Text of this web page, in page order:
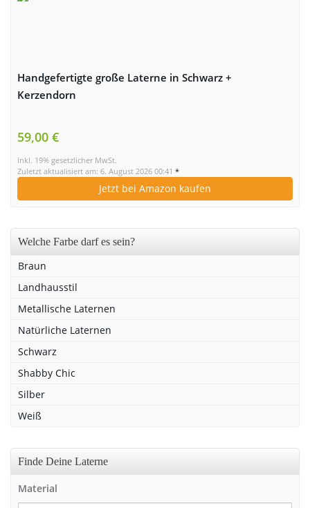
Handgefertigte große Laterne in Schwarz +
Kerzendorn
59,00 €
inkl. 19% gesetzlicher MwSt.
Zuletzt aktualisiert am: 6. August 2026 00:41 *
Jetzt bei Amazon kaufen
Welche Farbe darf es sein?
Braun
Landhausstil
Metallische Laternen
Natürliche Laternen
Schwarz
Shabby Chic
Silber
Weiß
Finde Deine Laterne
Material